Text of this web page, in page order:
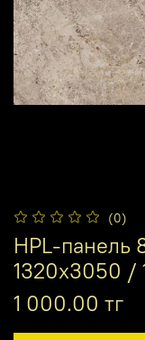
(0)
HPL-панель
1320х3050 /
1 000.00 тг